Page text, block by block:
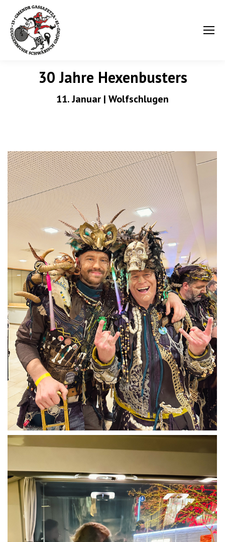
30 Jahre Hexenbusters
11. Januar | Wolfschlugen